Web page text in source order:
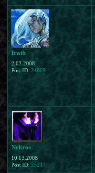
Irath
2.03.2008
Post ID: 24809
Nekros
10.03.2008
Post ID: 25217